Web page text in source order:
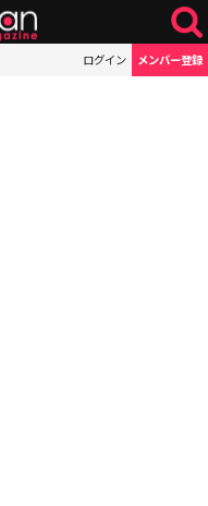
ログイン メンバー登録